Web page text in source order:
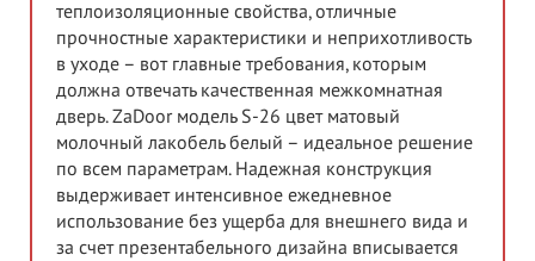
теплоизоляционные свойства, отличные
прочностные характеристики и неприхотливость
в уходе – вот главные требования, которым
должна отвечать качественная межкомнатная
дверь. ZaDoor модель S-26 цвет матовый
молочный лакобель белый – идеальное решение
по всем параметрам. Надежная конструкция
выдерживает интенсивное ежедневное
использование без ущерба для внешнего вида и
за счет презентабельного дизайна вписывается